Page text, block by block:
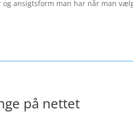
ansigtsform man har når man
på nettet